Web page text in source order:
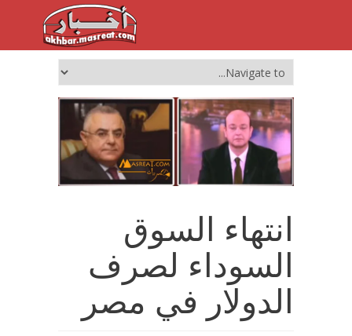
انتهاء السوق
السوداء لصرف
الدولار في مصر